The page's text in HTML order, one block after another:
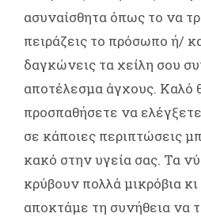
ασυναίσθητα όπως το να
πειράζεις το πρόσωπο ή/
δαγκώνεις τα χείλη σου
αποτέλεσμα άγχους. Καλό
προσπαθήσετε να ελέγξετε
σε κάποιες περιπτώσεις
κακό στην υγεία σας. Τα
κρύβουν πολλά μικρόβια κι
αποκτάμε τη συνήθεια να